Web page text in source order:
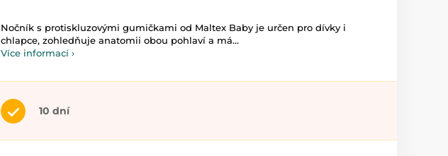
Nočník s protiskluzovými gumičkami od Maltex Baby je určen pro dívky i
chlapce, zohledňuje anatomii obou pohlaví a má...
Více informací ›
10 dní